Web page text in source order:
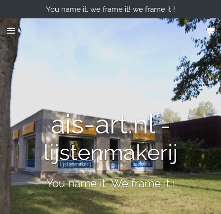
direct
naar
hoofdinhoud
You name it. we frame it! we frame it !
ais-art.nl-
lijstenmakerij
You name it We frame it!